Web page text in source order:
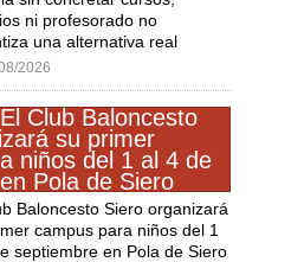
ni profesorado no
una alternativa real
2026
Baloncesto Siero organizará
campus para niños del 1
septiembre en Pola de Siero